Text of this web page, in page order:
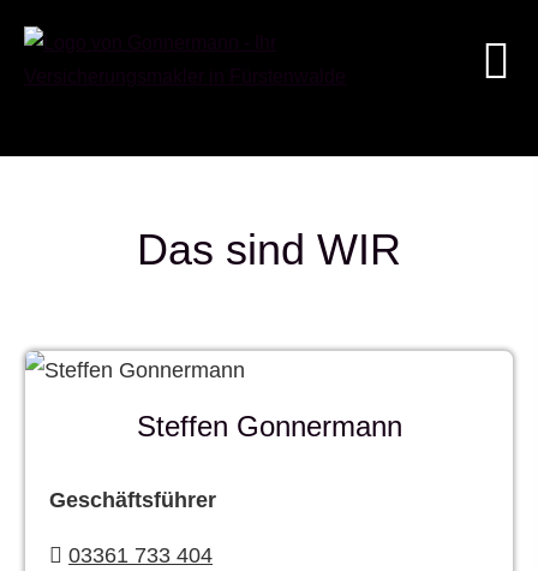
Das sind WIR
Steffen Gonnermann
Geschäftsführer
03361 733 404